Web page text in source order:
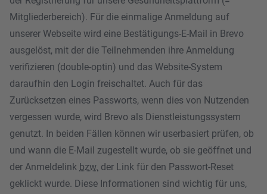
Mitgliederbereich). Für die einmalige Anmeldung auf
unserer Webseite wird eine Bestätigungs-E-Mail in Brevo
ausgelöst, mit der die Teilnehmenden ihre Anmeldung
verifizieren (double-optin) und das Website-System
daraufhin den Login freischaltet. Auch für das
Zurücksetzen eines Passworts, wenn dies von Nutzenden
vergessen wurde, wird Brevo als Dienstleistungssystem
genutzt. In beiden Fällen können wir userbasiert prüfen, ob
und wann die E-Mail zugestellt wurde, ob sie geöffnet und
der Anmeldelink bzw. der Link für den Passwort-Reset
geklickt wurde. Diese Informationen sind wichtig für uns,